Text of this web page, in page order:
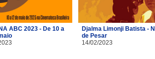
ABC 2023 - De 10 a
Djalma Limonji Batista -
de Pesar
14/02/2023